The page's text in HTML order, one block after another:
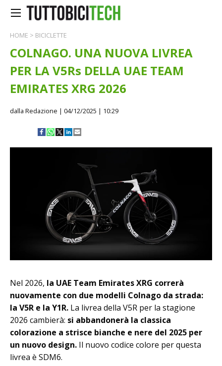
HOME > BICICLETTE
COLNAGO. UNA NUOVA LIVREA
PER LA V5Rs DELLA UAE TEAM
EMIRATES XRG 2026
dalla Redazione | 04/12/2025 | 10:29
Nel 2026, la UAE Team Emirates XRG correrà
nuovamente con due modelli Colnago da strada:
la V5R e la Y1R. La livrea della V5R per la stagione
2026 cambierà: si abbandonerà la classica
colorazione a strisce bianche e nere del 2025 per
un nuovo design. Il nuovo codice colore per questa
livrea è SDM6.